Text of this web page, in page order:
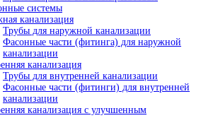
системы
канализация
Трубы для наружной канализации
Фасонные части (фитинга) для наружной
канализации
канализация
Трубы для внутренней канализации
Фасонные части (фитинги) для внутренней
канализации
канализация с улучшенным